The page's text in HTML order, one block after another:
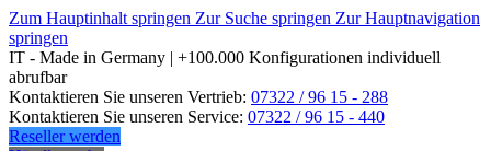
Zum Hauptinhalt springen Zur Suche springen Zur Hauptnavigation
springen
IT - Made in Germany | +100.000 Konfigurationen individuell
abrufbar
Kontaktieren Sie unseren Vertrieb: 07322 / 96 15 - 288
Kontaktieren Sie unseren Service: 07322 / 96 15 - 440
Reseller werden